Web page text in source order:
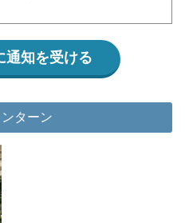
通知を受ける
ターン